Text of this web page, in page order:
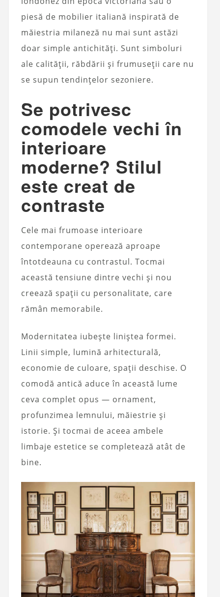
piesă de mobilier italiană inspirată de
măiestria milaneză nu mai sunt astăzi
doar simple antichități. Sunt simboluri
ale calității, răbdării și frumuseții care nu
se supun tendințelor sezoniere.
Se potrivesc
comodele vechi în
interioare
moderne? Stilul
este creat de
contraste
Cele mai frumoase interioare
contemporane operează aproape
întotdeauna cu contrastul. Tocmai
această tensiune dintre vechi și nou
creează spații cu personalitate, care
rămân memorabile.
Modernitatea iubește liniștea formei.
Linii simple, lumină arhitecturală,
economie de culoare, spații deschise. O
comodă antică aduce în această lume
ceva complet opus — ornament,
profunzimea lemnului, măiestrie și
istorie. Și tocmai de aceea ambele
limbaje estetice se completează atât de
bine.